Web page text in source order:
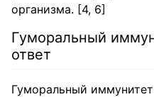
организма. [4, 6]
Гуморальный
ответ
Гуморальный